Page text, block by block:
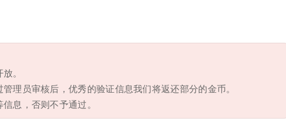
。
理员审核后，优秀的验证信息我们将返还部分的金币。
息，否则不予通过。